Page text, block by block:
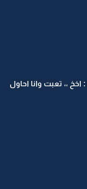
،، تعبت وانا احاول